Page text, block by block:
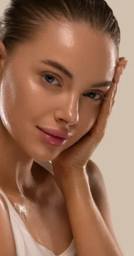
rayonner?
soucieuse de son
fait confiance à notre
pour leur
ou leurs soins
des plus